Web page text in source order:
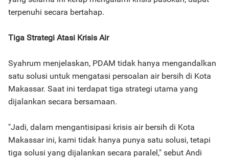
terpenuhi secara bertahap.
Tiga Strategi Atasi Krisis Air
Syahrum menjelaskan, PDAM tidak hanya mengandalkan
satu solusi untuk mengatasi persoalan air bersih di Kota
Makassar. Saat ini terdapat tiga strategi utama yang
dijalankan secara bersamaan.
"Jadi, dalam mengantisipasi krisis air bersih di Kota
Makassar ini, kami tidak hanya punya satu solusi, tetapi
tiga solusi yang dijalankan secara paralel," sebut Andi